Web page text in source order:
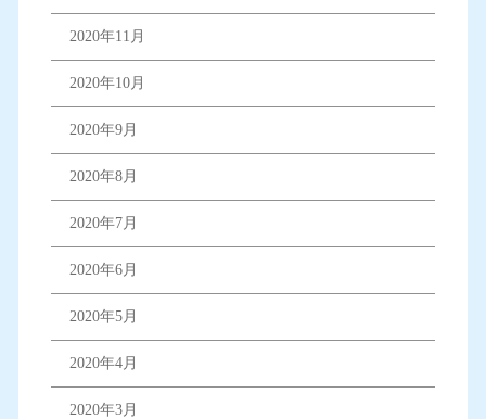
2020年11月
2020年10月
2020年9月
2020年8月
2020年7月
2020年6月
2020年5月
2020年4月
2020年3月